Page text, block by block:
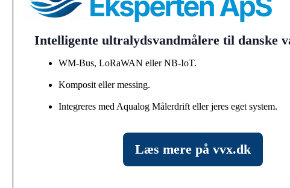
Intelligente ultralydsvandmålere til danske
WM-Bus, LoRaWAN eller NB-IoT.
Komposit eller messing.
Integreres med Aqualog Målerdrift eller jeres eget system.
Læs mere på vvx.dk